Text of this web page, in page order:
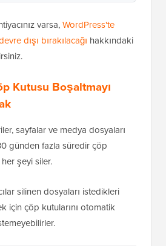
varsa,WordPress'te
dışı bırakılacağı hakkındaki
Kutusu Boşaltmayı
sayfalar ve medya dosyaları
günden fazla süredir çöp
şeyi siler.
silinen dosyaları istedikleri
için çöp kutularını otomatik